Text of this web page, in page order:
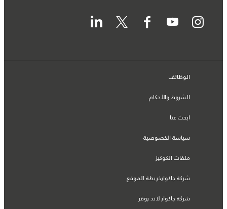
الوظائف
الشروط والأحكام
ابحث عنا
سياسة الخصوصية
ملفات الكوكيز
شركة جاكوارخريطة الموقع
شركة جاكوار لاند روڤر